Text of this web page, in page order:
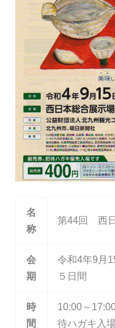
名
称
第44回 西
会
期
令和4年9月
５日間
時
間
10:00～
待ハガキ入